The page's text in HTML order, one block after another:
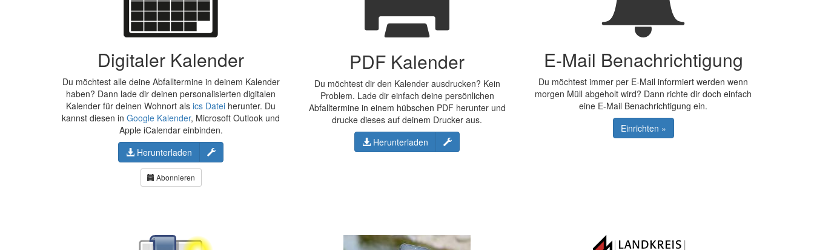
Digitaler Kalender
Du möchtest alle deine Abfalltermine in deinem Kalender
haben? Dann lade dir deinen personalisierten digitalen
Kalender für deinen Wohnort als ics Datei herunter. Du
kannst diesen in Google Kalender, Microsoft Outlook und
Apple iCalendar einbinden.
Herunterladen
Konfigurieren
Abonnieren
PDF Kalender
Du möchtest dir den Kalender ausdrucken? Kein
Problem. Lade dir einfach deine persönlichen
Abfalltermine in einem hübschen PDF herunter und
drucke dieses auf deinem Drucker aus.
Herunterladen
Konfigurieren
E-Mail Benachrichtigung
Du möchtest immer per E-Mail informiert werden wenn
morgen Müll abgeholt wird? Dann richte dir doch einfach
eine E-Mail Benachrichtigung ein.
Einrichten »